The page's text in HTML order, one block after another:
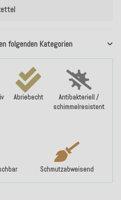
Abriebecht
Antibakteriell /
schimmelresistent
Schmutzabweisend
folgenden Kategorien